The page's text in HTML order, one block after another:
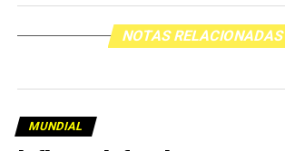
NOTAS RELACIONADAS
MUNDIAL